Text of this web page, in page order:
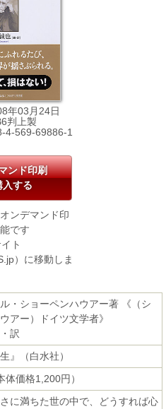
年03月24日
判上製
4-569-69886-1
ンド印刷
入する
ンデマンド印
です
ト
）に移動しま
・ショーペンハウアー著 《（シ
アー）ドイツ文学者》
訳
』（白水社）
体価格1,200円）
に満ちた世の中で、どうすれば心